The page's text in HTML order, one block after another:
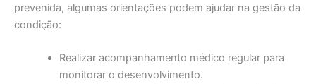
prevenida, algumas orientações podem ajudar na gestão da
condição:
Realizar acompanhamento médico regular para
monitorar o desenvolvimento.